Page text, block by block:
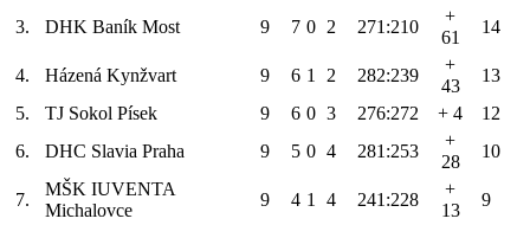
3. DHK Baník Most 9 7 0 2 271:210
+
61
14
4. Házená Kynžvart 9 6 1 2 282:239
+
43
13
5.
TJ Sokol Písek 9 6 0 3 276:272 + 4
12
6.
DHC Slavia Praha 9 5 0 4 281:253
+
28
10
7.
MŠK IUVENTA
Michalovce
9 4 1 4 241:228
+
13
9